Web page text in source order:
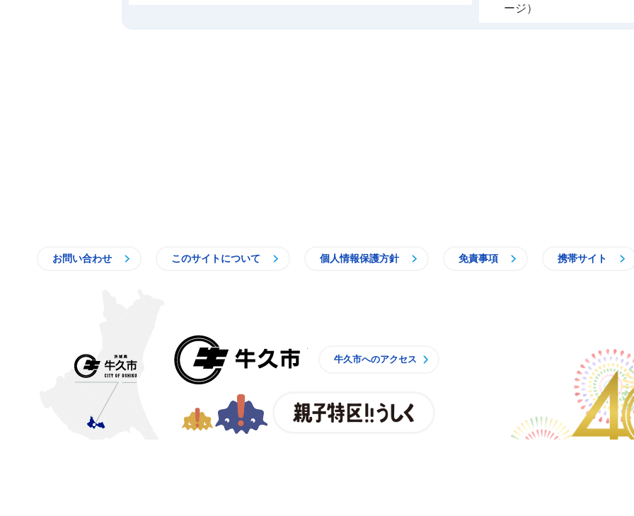
ージ）
お問い合わせ このサイトについて 個人情報保護方針 免責事項 携帯サイト
牛久市へのアクセス